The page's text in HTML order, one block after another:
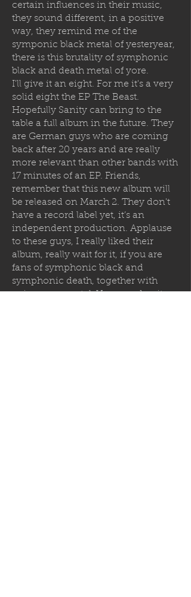
certain influences in their music,
they sound different, in a positive
way, they remind me of the
symponic black metal of yesteryear,
there is this brutality of symphonic
black and death metal of yore.
I'll give it an eight. For me it's a very
solid eight the EP The Beast.
Hopefully Sanity can bring to the
table a full album in the future. They
are German guys who are coming
back after 20 years and are really
more relevant than other bands with
17 minutes of an EP. Friends,
remember that this new album will
be released on March 2. They don't
have a record label yet, it’s an
independent production. Applause
to these guys, I really liked their
album, really wait for it, if you are
fans of symphonic black and
symphonic death, together with
epic power metal. Very good guitars,